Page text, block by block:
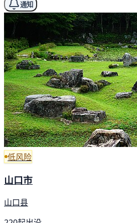
通知
低风险
山口市
山口县